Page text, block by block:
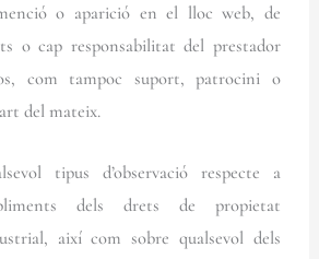
o aparició en el lloc web, de
o cap responsabilitat del prestador
com tampoc suport, patrocini o
del mateix.
tipus d’observació respecte a
dels drets de propietat
així com sobre qualsevol dels